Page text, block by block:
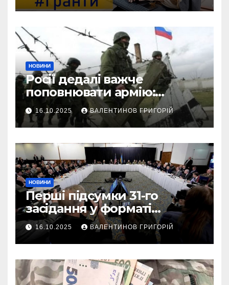
НОВИНИ
Росії дедалі важче
поповнювати армію:
військовий пояснив
приховані причини
16.10.2025 ВАЛЕНТИНОВ ГРИГОРІЙ
НОВИНИ
Перші підсумки 31-го
засідання у форматі
“Рамштайн”: що
домовилися союзники
України
16.10.2025 ВАЛЕНТИНОВ ГРИГОРІЙ